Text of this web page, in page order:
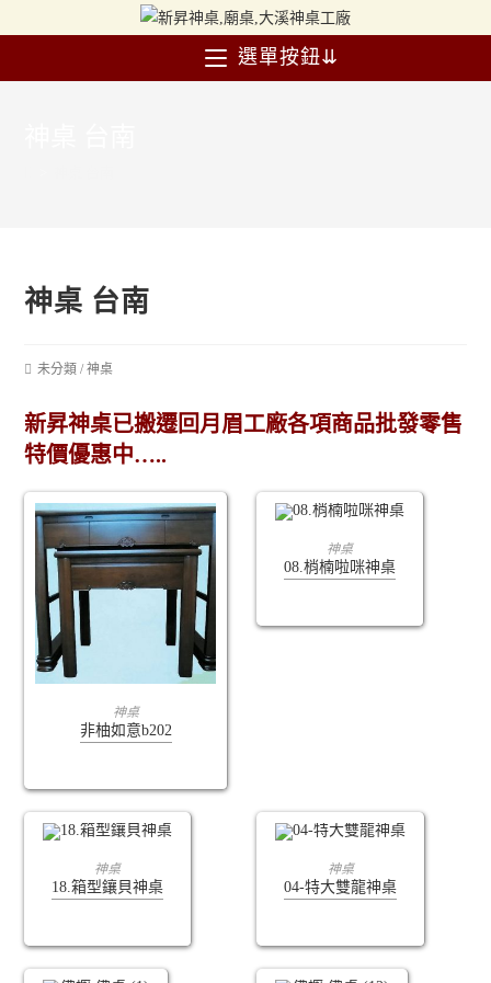
選單按鈕⇊
神桌 台南
未分類 / 神桌
新昇神桌已搬遷回月眉工廠各項商品批發零售
特價優惠中…..
查看內容
神桌
非柚如意b202
查看內容
神桌
08.梢楠啦咪神桌
查看內容
神桌
18.箱型鑲貝神桌
查看內容
神桌
04-特大雙龍神桌